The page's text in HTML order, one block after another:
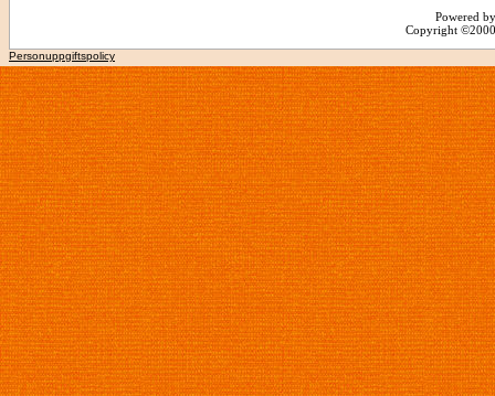
Powered
Copyright
Personuppgiftspolicy